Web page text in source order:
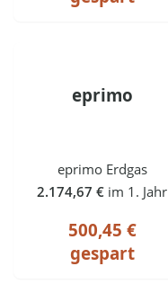
eprimo
eprimo Erdgas
2.174,67 € im 1. Jahr
500,45 €
gespart